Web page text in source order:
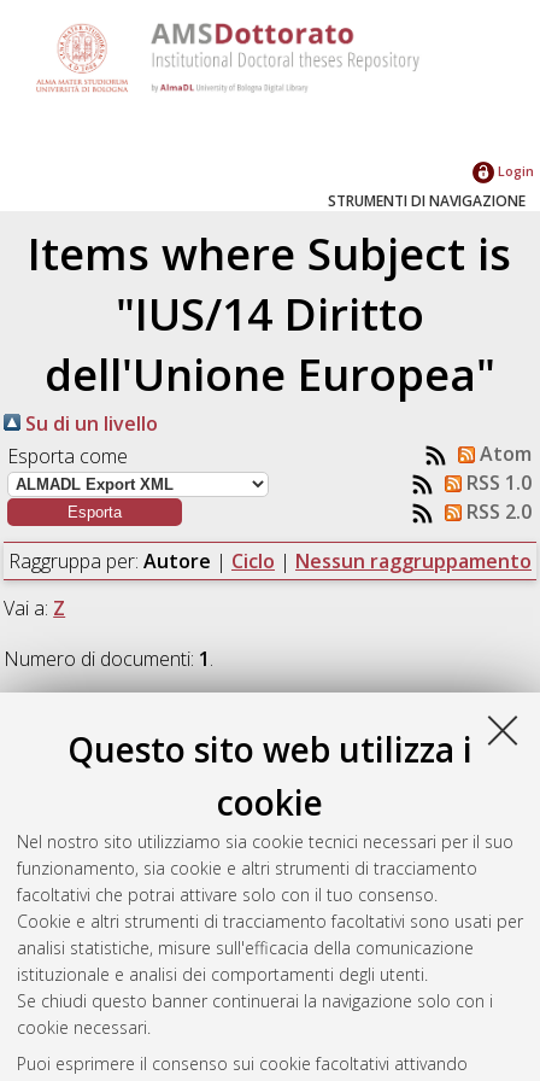
Questo sito web utilizza i
cookie
Nel nostro sito utilizziamo sia cookie tecnici necessari per il suo
funzionamento, sia cookie e altri strumenti di tracciamento
facoltativi che potrai attivare solo con il tuo consenso.
Cookie e altri strumenti di tracciamento facoltativi sono usati per
analisi statistiche, misure sull'efficacia della comunicazione
istituzionale e analisi dei comportamenti degli utenti.
Se chiudi questo banner continuerai la navigazione solo con i
cookie necessari.
Puoi esprimere il consenso sui cookie facoltativi attivando
Login
STRUMENTI DI NAVIGAZIONE
Items where Subject is
"IUS/14 Diritto
dell'Unione Europea"
Su di un livello
Esporta come
Atom
RSS 1.0
RSS 2.0
Raggruppa per: Autore | Ciclo | Nessun raggruppamento
Vai a: Z
Numero di documenti: 1.
(2020)I nuovi orizzonti della lotta alle frodi
, [Dissertation thesis], Alma Mater Studiorum
Università di Bologna. Dottorato di ricerca inDiritto europeo
32 Ciclo. DOI 10.6092/unibo/amsdottorato/9225.
Questa lista e' stata generata ilSat Aug 8 20:33:48 2026
Atom